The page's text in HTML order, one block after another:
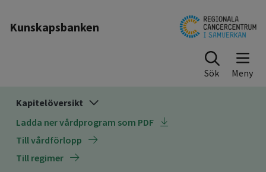
Kunskapsbanken
Sök
Kapitelöversikt
Ladda ner vårdprogram som PDF
Till vårdförlopp
Till regimer